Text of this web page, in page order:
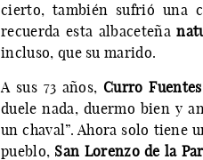
cierto, también sufrió una
recuerda esta albaceteña
incluso, que su marido.
A sus 73 años,Curro Fuentes
duele nada, duermo bien y
un chaval”. Ahora solo tiene
pueblo, San Lorenzo de la